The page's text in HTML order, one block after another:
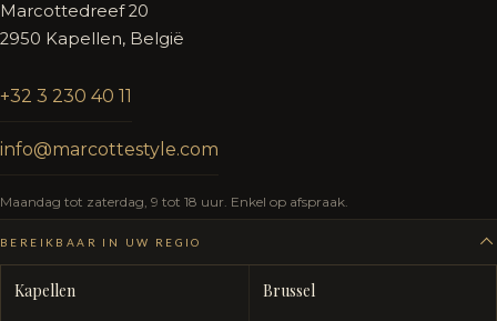
Marcottedreef 20
2950 Kapellen, België
+32 3 230 40 11
info@marcottestyle.com
Maandag tot zaterdag, 9 tot 18 uur. Enkel op afspraak.
BEREIKBAAR IN UW REGIO
Kapellen Brussel